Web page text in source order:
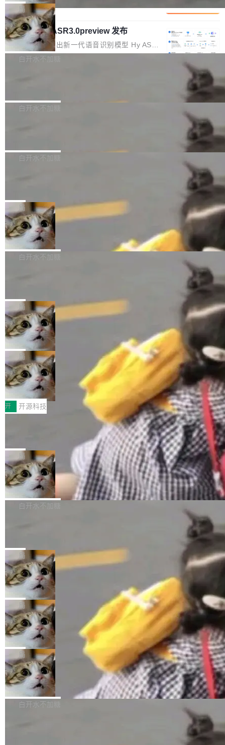
在语法层面完成文本定位，难以触及代码的语义
内涵与结构关联，导致开发者使用代码智能体在
理解大规模代码仓时面临显著"代码仓理解"瓶
颈。 代码仓深度理解服务（以下简称" CodeBas
e深度理解服务"）是华为云码道（CodeA...
调整期间，部门三次通知全员将数据从A集群迁
移到B集群，王某都回复了"收到"。 他没有迁移
数据。2024年9月3日下午4点，他使用此前登录
的账号密码进入A集群，输入了一条被程序员圈
称为"删库跑路"的命令——最高管理员权限、无
自研的多个文生3D和...
1%，成本降 30%
它们有一个共同的问题：太吃显存了。月之暗面
的 Kimi K 系列和智谱的 GLM 都是长上下文、M
oE 架构的大模型，好用到让人上瘾，但 GPU 显
存永远不够用。 Cloudflare 的 Workers AI 团队
一直在跑这些模型的推理。他们在官方博客上发
整性保护。效果是：吞吐量提升 41%，每 token
局
腾讯混元 Hy ASR3.0preview 发布
腾讯混元正式推出新一代语音识别模型 Hy ASR
3.0preview。基于最新一代大语言模型 Hy3 的
让语音识别不再只是听清，而是真正听懂。通过
w 不要求标准普通话，方言识别覆盖粤语、吴语
白开水不加糖
新和少量网页兼容性修复版本。 Changes/fixe
容提供的字体时出现的几个问题 为避免音频加
质的最低采样率）的音频格式将被拒绝 修复了 C
SS 圆角虚线样式中可能存在的问题 如果表单中
的图像元素不在同一个子树中，则它们将不再关
联 加...
白开水不加糖
发布的 Release Notes，他利用 AI 工具（如 Co
最强的若干项。对于尚未正式发版的 PG 19，则
通过拉取过去一年内（从 PG 18 Beta1 时间点
至今）的所有 commit，同样交由 AI 分析提炼。
经过人工复核，准确度令人满意。这一方法也为
社区爱好者提供了高效跟踪新版本的思路。
白开水不加糖
维护工作一直与我的日常工作、家务、社交生活
和休闲娱乐竞争时间。" 这是 libexpat 维护者 S
ebastian Pipping 写在博客里的话。8 月 4 日，
他宣布了一个新消息：从 2026 年 8 月 1 日起，
他可以全职维护 libexpat 了，最长 6 个月。发
库之一。你的操作系统、浏览器、无数的基础设
施软件，很可能都在用它。而过去十年，维护它
的人一直在用业余...
局
Firefox 153.0.3 发布
Firefox 153.0.3 现已发布，具体更新内容如
下： New Smart Window 包含多项增强功能：
gi?id=2019042">Bug&nbsp;2019042</a>）</l
i> <li>现在，助手可以直接使用 Exa 的网络搜索
结果回答问题，而无需将问题转交给搜索引擎。
（<a href="https://bugzilla.mozilla.org/show_
bug.cgi?id=204...
白开水不加糖
的 npm 包。项目的核心论点是：容器不适合 Ag
ent 计算。真正适合的，是 Isolate。 Cloudflare
工程师在这件事上没什么可谦虚的——他们用 W
orkers 跑了十年 Isolate。用 CEO Matthew Pri
nce 的话说：「我们一生都在用 Isolate 运行代
码，而 AI Agent 不需要容器，它们需要的是 Iso
late。」 容器为什么不合适 容器的问题在于启动
和销毁都太重了。一个 Agent 要执行的任务可能
只需要几毫秒的 CPU 时间，但容器从冷启动到
就绪要花数秒。如果未来有十...
局
OpenAI 公开邮件和聊天记录回应苹果
诉讼，称“Apple is getting this wron
g”
上个月，苹果一纸诉状把 OpenAI 告上法庭，指
控其挖角苹果前员工并窃取商业秘密。苹果的诉
状把 OpenAI 描述成一个系统性地从前东家挖
人、套取机密信息的对手。 OpenAI 没发律师
函，也没选择庭外沉默。它在官网贴了一篇博
文，标题只有六个字：Apple is getting this wro
ng。 然后，它把邮件往来和 iMessage 聊天记
录全贴了出来。 他发错人了 苹果外部律师 Gabr
iel Gross 来自 Weil 律所，2 月 23 日下午 5:53
给 OpenAI 总法律顾问 Che Chang 发了封邮
件，附了一封长信，要求 OpenAI 配合调查前苹
果员工带走机密信...
局
HUAWEI MatePad Edge上架WorkBu
ddy鸿蒙PC版，说话就能干活的AI办公
搭子
全能AI工作台WorkBuddy鸿蒙PC版上架HUAWE
I MatePad Edge应用市场，直接下载即可使
用，与鸿蒙电脑上的体验一致。值得一提的是，
这是目前市面上唯一支持平板接入WorkBuddy P
C版的产品，搭载“人机双写”重磅功能——你写
你的，AI写AI的，同屏协作互不干扰。一句话让
AI帮你干活，现在开启全新体验！ 温馨提示：
体验WorkBuddy鸿蒙PC版前，请将 HUAWEI M
atePad Edge 升级至 HarmonyOS 6.1.0.135S
P9 patch03及以上版本。 *升级路径：设置 > 搜
开 开源科技
FFmpeg 9.0 发布：代号“Lei”，以此纪
全球知名开源多媒体框架 FFmpeg 今天正式发
布了 9.0 版本。这个版本除了带来新一代音视频
处理能力和硬件加速支持之外，还有一个特殊之
处：FFmpeg 9.0 的代号是“Lei”。 这个名字，
来自中国开发者雷霄骅（Lei Xiaohua）。 对于
很多中国音视频开发者而言，这个名字并不陌
“启蒙老师”。 而今年，恰好是雷霄骅离世十周
年。FFmpeg 社区最终选择用一个大版本的名
字，留下了这份纪念。 雷霄骅曾是中国传媒大学
数字电视技术方向的博士生，长期从事视频、音
频技...
局
亚马逊成本失控：AI 写代码烧掉 1215
万元，超预算 860%
外媒近日曝光了亚马逊的多份内部报告显示，AI
导致公司在多个项目上超支。《金融时报》报道
编写程序，目标是完成电商平台作者信息与商品
列表的数据匹配 —— 一项常规的数据处理任
务，最终却产生了 180 万美元的账单，实际支出
超出原定预算 860%。 更令人意外的是，该项目
最终并未成功落地，而高额算力消耗持续运行长
达 5 个月，公司直到财务对账时才察觉异常。这
意味着一个无人看管的 AI 程序，在近半年时间
里日夜不停地"烧钱"。 复盘显示，...
白开水不加糖
e CEO Clément Delangue 在 CNBC 的采访里
没有拐弯抹角。他说中国正在赢得 AI 竞赛，而
且按目前的速度，中国 AI 工具预计在今年底或
2027 年就能追上美国前沿实验室的水平。 Dela
ngue 把原因归结为一件事：开放协作。中国的
AI 开发者在一个共享和协作的生态里加速迭代，
而美国模型厂商在"闭门造车"。他的原话是 "buil
ding in silos"——各自为战，互不通气。 这个判
断从他嘴里说出来分量不同。Hugging Face 是
全球最大的开源 AI 平台，上面跑着上百万个模
型。谁在开源赛道上领先，...
局
当 AI agent 把源码变成了最好的扩展系
统，开发者工具必须开源
五年前，David Crawshaw 问过很多软件工程师
一个问题：你写过什么给自己用的程序？答案几
乎都是没有。工程师们整天用别人写的程序写程
序给别人用。偶尔有人自己写个博客系统、智能
家居控制、家庭实验室，都算稀奇事。 Crawsh
aw 是 Shelley 的作者，一个开源 AI coding age
nt。他最近在博客上写了一篇文章，核心论点很
简单：开发者工具必须开源。 理由不是传统的自
由软件情怀，而是一个跟 AI agent 直接相关的
技术判断。 两行 prompt 就能个性化任何软件 C
局
DeepSeek Harness 宣布内测邀请，全
网最大规模开源 Agent 路演现场诞生
一条内测招募帖，发出去的时候大概没人想到它
会变成一场开源 Agent 生态的路演。 8月1日，
DeepSeek Harness 团队负责人崔添翼（tiany
i）在 X 上发帖： 「如果你是 Agent Harness 相
关开源项目的开发者，希望参加 DeepSeek Har
ness 的内测，可以回复或私信联系我。请附上
局
商汤 SenseNova U1.5-Lite-Preview
开源
商汤科技宣布面向社区开源轻量级统一多模态模
型的预览版本 SenseNova U1.5-Lite-Preview。
白开水不加糖